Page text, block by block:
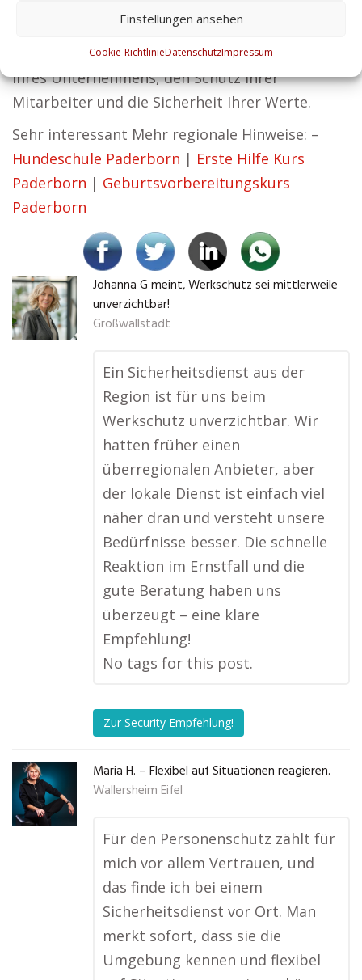
Einstellungen ansehen
Cookie-RichtlinieDatenschutzImpressum
ist unser Verständnis bei Zentralschutz. Unsere
Services sorgen für den störungsfreien Betrieb
Ihres Unternehmens, den Schutz Ihrer
Mitarbeiter und die Sicherheit Ihrer Werte.
Sehr interessant Mehr regionale Hinweise: –
Hundeschule Paderborn | Erste Hilfe Kurs
Paderborn | Geburtsvorbereitungskurs
Paderborn
Johanna G meint, Werkschutz sei mittlerweile
unverzichtbar!
Großwallstadt
Ein Sicherheitsdienst aus der
Region ist für uns beim
Werkschutz unverzichtbar. Wir
hatten früher einen
überregionalen Anbieter, aber
der lokale Dienst ist einfach viel
näher dran und versteht unsere
Bedürfnisse besser. Die schnelle
Reaktion im Ernstfall und die
gute Beratung haben uns
überzeugt – eine klare
Empfehlung!
No tags for this post.
Zur Security Empfehlung!
Maria H. – Flexibel auf Situationen reagieren.
Wallersheim Eifel
Für den Personenschutz zählt für
mich vor allem Vertrauen, und
das finde ich bei einem
Sicherheitsdienst vor Ort. Man
merkt sofort, dass sie die
Umgebung kennen und flexibel